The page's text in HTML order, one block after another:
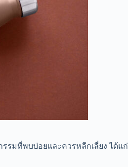
รรมที่พบบ่อยและควรหลีกเลี่ยง ได้แก่